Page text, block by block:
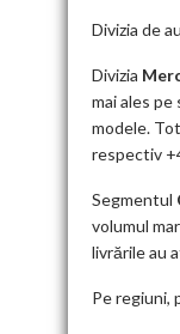
Divizia de
Divizia
mai ales
modele.
respectiv
Segmentul
volumul
livrările au
Pe regiuni,